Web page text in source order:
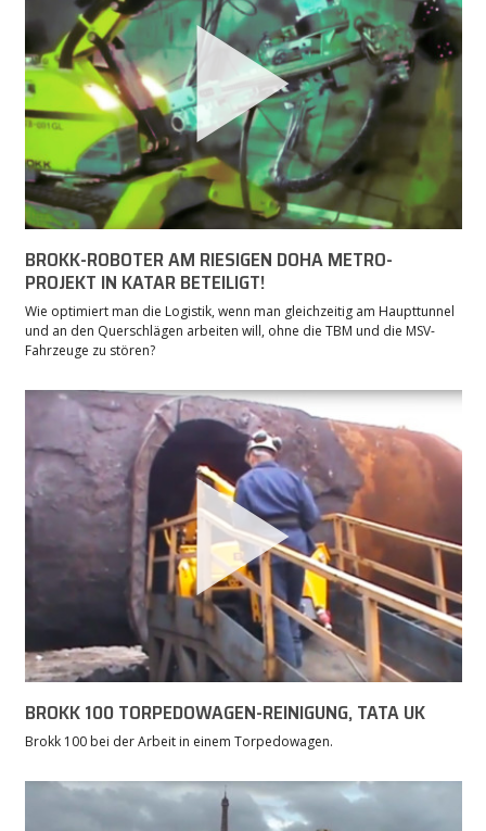
BROKK-ROBOTER AM RIESIGEN DOHA METRO-
PROJEKT IN KATAR BETEILIGT!
Wie optimiert man die Logistik, wenn man gleichzeitig am Haupttunnel
und an den Querschlägen arbeiten will, ohne die TBM und die MSV-
Fahrzeuge zu stören?
BROKK 100 TORPEDOWAGEN-REINIGUNG, TATA UK
Brokk 100 bei der Arbeit in einem Torpedowagen.